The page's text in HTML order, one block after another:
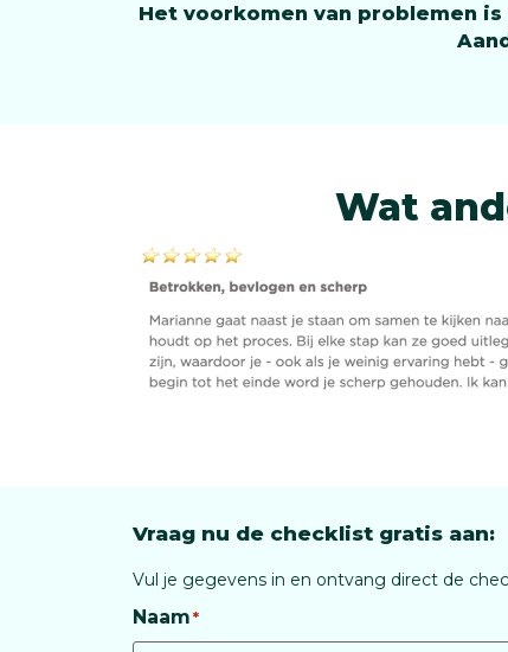
Het voorkomen van problemen
Wat
Vraag nu de checklist gratis aan:
Vul je gegevens in en ontvang direct de
Naam*